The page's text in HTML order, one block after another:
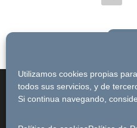
Utilizamos cookies propias
todos sus servicios, y de
Si continua navegando,
©